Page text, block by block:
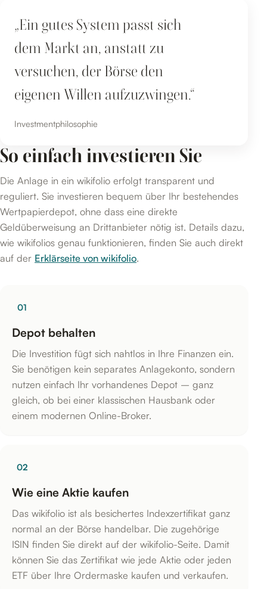
„Ein gutes System passt sich
dem Markt an, anstatt zu
versuchen, der Börse den
eigenen Willen aufzuzwingen.“
Investmentphilosophie
So einfach investieren Sie
Die Anlage in ein wikifolio erfolgt transparent und
reguliert. Sie investieren bequem über Ihr bestehendes
Wertpapierdepot, ohne dass eine direkte
Geldüberweisung an Drittanbieter nötig ist. Details dazu,
wie wikifolios genau funktionieren, finden Sie auch direkt
auf der Erklärseite von wikifolio.
01
Depot behalten
Die Investition fügt sich nahtlos in Ihre Finanzen ein.
Sie benötigen kein separates Anlagekonto, sondern
nutzen einfach Ihr vorhandenes Depot – ganz
gleich, ob bei einer klassischen Hausbank oder
einem modernen Online-Broker.
02
Wie eine Aktie kaufen
Das wikifolio ist als besichertes Indexzertifikat ganz
normal an der Börse handelbar. Die zugehörige
ISIN finden Sie direkt auf der wikifolio-Seite. Damit
können Sie das Zertifikat wie jede Aktie oder jeden
ETF über Ihre Ordermaske kaufen und verkaufen.